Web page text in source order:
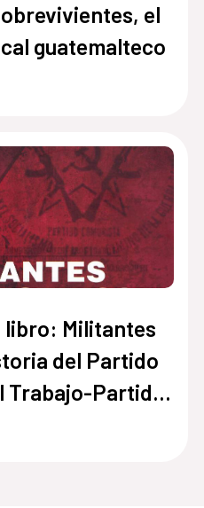
el
guatemalteco
libro: Militantes
del Partido
Trabajo-Partido